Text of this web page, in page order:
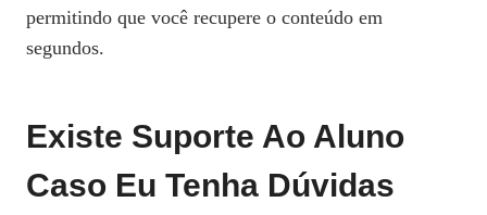
permitindo que você recupere o conteúdo em
segundos.
Existe Suporte Ao Aluno
Caso Eu Tenha Dúvidas